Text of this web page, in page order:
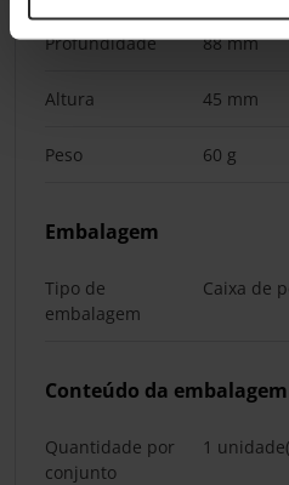
Profundidade 88 mm
Altura 45 mm
Peso 60 g
Embalagem
Tipo de
embalagem
Caixa de
Conteúdo da embalagem
Quantidade por
conjunto
1